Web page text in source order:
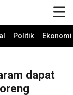
Politik
dapat